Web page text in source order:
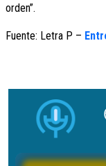
orden”.
Fuente: Letra P –